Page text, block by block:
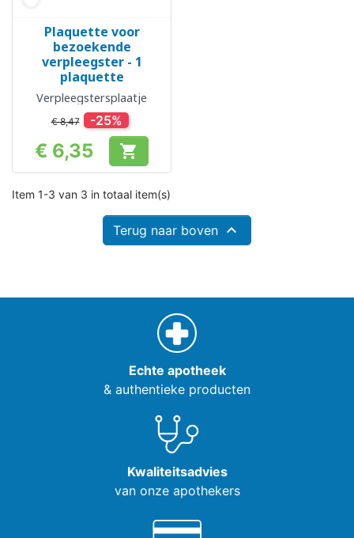
Plaquette voor
bezoekende
verpleegster - 1
plaquette
Verpleegstersplaatje
€ 8,47 -25%
Prijs
€ 6,35 
Item 1-3 van 3 in totaal item(s)
Terug naar boven 
Echte apotheek
& authentieke producten
Kwaliteitsadvies
van onze apothekers